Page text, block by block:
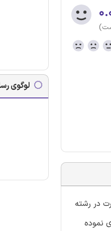
در رشته
آموزشی فنی حرفه ای نموده
لوگوی